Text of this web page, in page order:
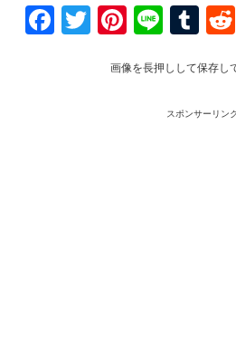
Facebook
TwitterLine
画像を長押しして保存し
スポンサーリンク